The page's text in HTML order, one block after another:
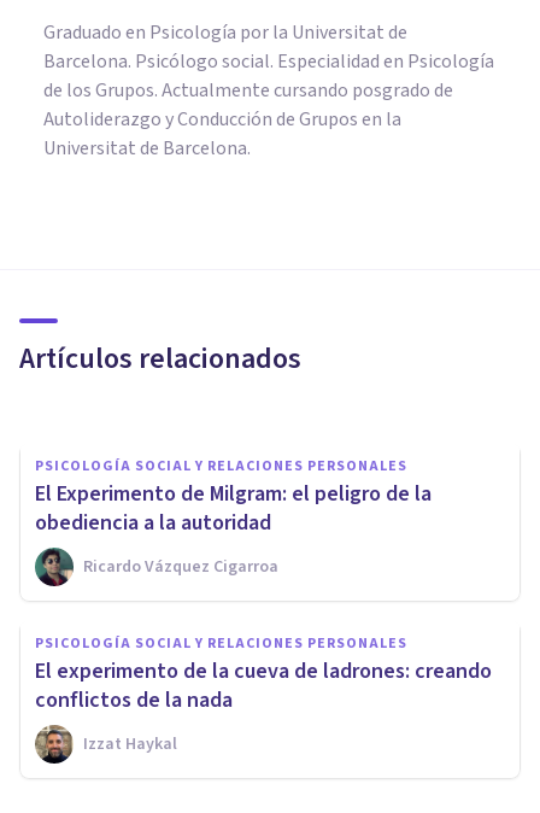
Graduado en Psicología por la Universitat de
Barcelona. Psicólogo social. Especialidad en Psicología
de los Grupos. Actualmente cursando posgrado de
Autoliderazgo y Conducción de Grupos en la
Universitat de Barcelona.
Artículos relacionados
características)
PSICOLOGÍA SOCIAL Y RELACIONES PERSONALES
El Experimento de Milgram: el peligro de la
obediencia a la autoridad
Ricardo Vázquez Cigarroa
PSICOLOGÍA SOCIAL Y RELACIONES PERSONALES
El experimento de la cueva de ladrones: creando
conflictos de la nada
Izzat Haykal
¿Por qué algunas personas lo
sacrifican todo por su causa?
Izzat Haykal